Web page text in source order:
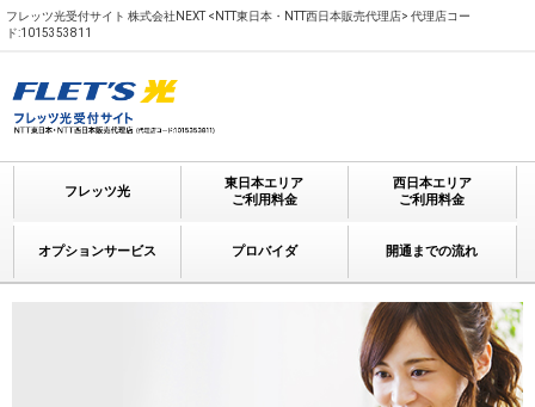
フレッツ光受付サイト 株式会社NEXT <NTT東日本・NTT西日本販売代理店> 代理店コー
ド:1015353811
フレッツ光
東日本エリア
ご利用料金
西日本エリア
ご利用料金
オプションサービス プロバイダ 開通までの流れ